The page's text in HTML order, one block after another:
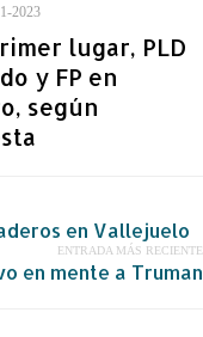
2023
lugar, PLD
y FP en
según
en Vallejuelo
ENTRADA MÁS RECIENTE
en mente a Truman